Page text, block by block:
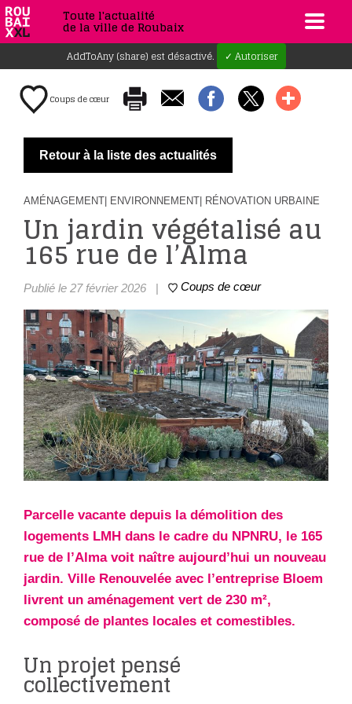
Toute l'actualité
de la ville de Roubaix
AddToAny (share) est désactivé. ✓ Autoriser
Coups de cœur
Retour à la liste des actualités
AMÉNAGEMENT | ENVIRONNEMENT | RÉNOVATION URBAINE
Un jardin végétalisé au
165 rue de l’Alma
Publié le 27 février 2026 | Coups de cœur
Parcelle vacante depuis la démolition des
logements LMH dans le cadre du NPNRU, le 165
rue de l’Alma voit naître aujourd’hui un nouveau
jardin. Ville Renouvelée avec l’entreprise Bloem
livrent un aménagement vert de 230 m²,
composé de plantes locales et comestibles.
Un projet pensé
collectivement